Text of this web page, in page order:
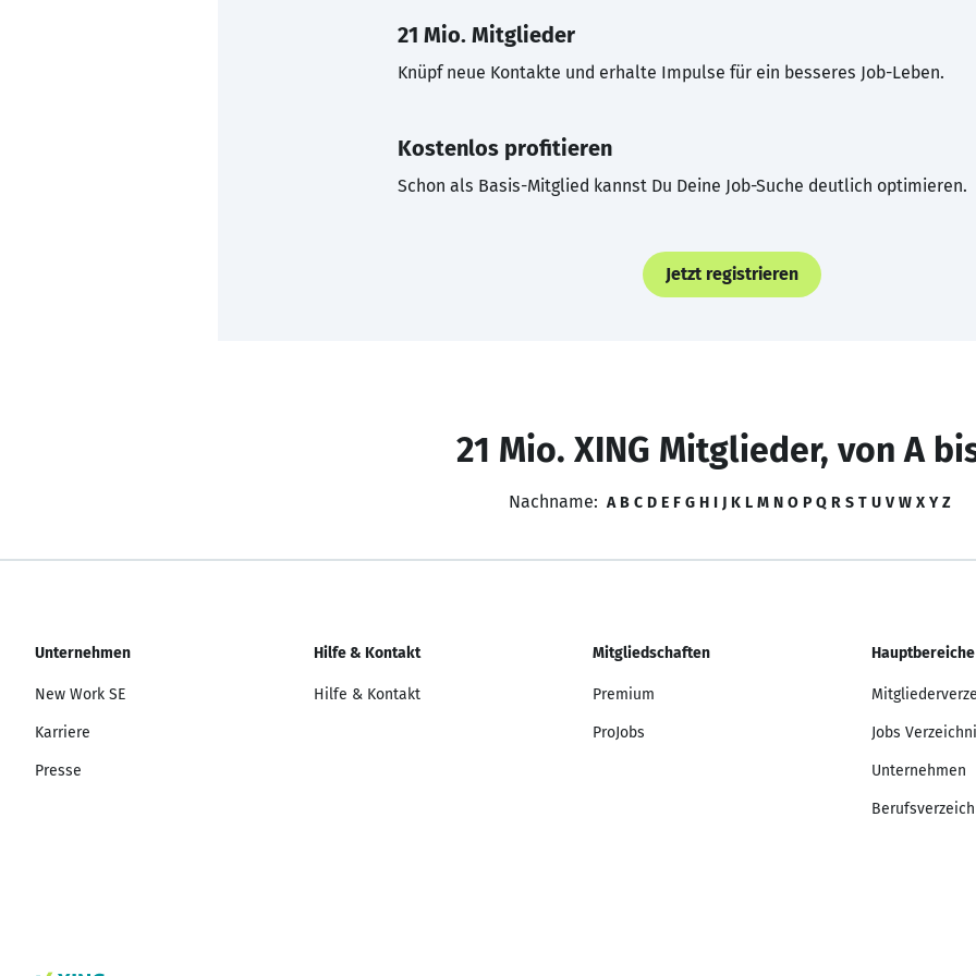
21 Mio. Mitglieder
Knüpf neue Kontakte und erhalte Impulse für ein besseres Job-Leben.
Kostenlos profitieren
Schon als Basis-Mitglied kannst Du Deine Job-Suche deutlich optimieren.
Jetzt registrieren
21 Mio. XING Mitglieder, von A
Nachname: A B C D E F G H I J K L M N O P Q R S T U V W X Y Z
Unternehmen
New Work SE
Karriere
Presse
Hilfe & Kontakt
Hilfe & Kontakt
Mitgliedschaften
Premium
ProJobs
Hauptbereiche
Jobs
Unternehmen